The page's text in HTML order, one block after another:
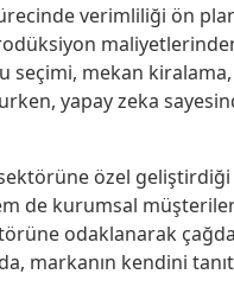
verimliliği ön
maliyetlerinden
mekan kiralama,
yapay zeka
özel
de kurumsal
odaklanarak
markanın kendini